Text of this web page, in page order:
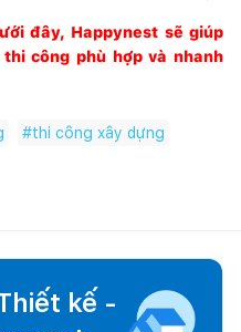
đây, Happynest sẽ giúp
công phù hợp và nhanh
#thi công xây dựng
kế -